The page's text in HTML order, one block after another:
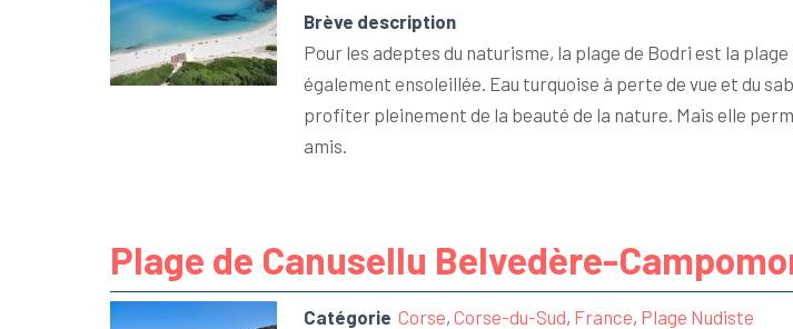
Brève description
Pour les adeptes du naturisme, la plage de Bodri est la
également ensoleillée. Eau turquoise à perte de vue et du
profiter pleinement de la beauté de la nature. Mais elle
amis.
Plage de Canusellu Belvedère-
Catégorie Corse, Corse-du-Sud, France, Plage Nudiste